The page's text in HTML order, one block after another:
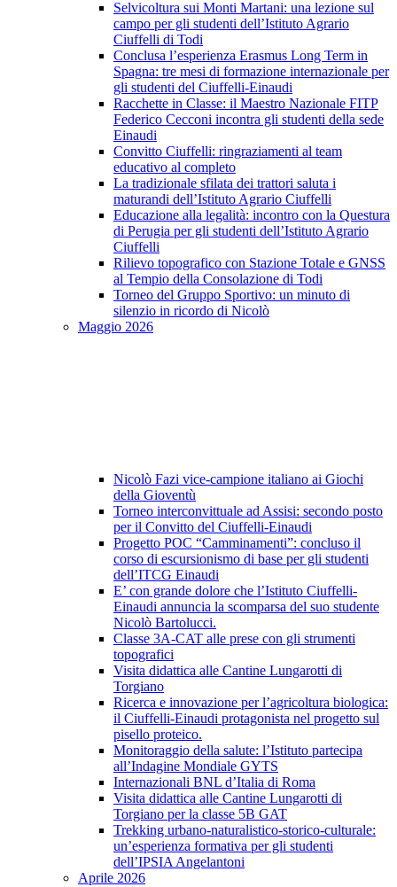
Selvicoltura sui Monti Martani: una lezione sul
campo per gli studenti dell’Istituto Agrario
Ciuffelli di Todi
Conclusa l’esperienza Erasmus Long Term in
Spagna: tre mesi di formazione internazionale per
gli studenti del Ciuffelli-Einaudi
Racchette in Classe: il Maestro Nazionale FITP
Federico Cecconi incontra gli studenti della sede
Einaudi
Convitto Ciuffelli: ringraziamenti al team
educativo al completo
La tradizionale sfilata dei trattori saluta i
maturandi dell’Istituto Agrario Ciuffelli
Educazione alla legalità: incontro con la Questura
di Perugia per gli studenti dell’Istituto Agrario
Ciuffelli
Rilievo topografico con Stazione Totale e GNSS
al Tempio della Consolazione di Todi
Torneo del Gruppo Sportivo: un minuto di
silenzio in ricordo di Nicolò
Maggio 2026
Nicolò Fazi vice-campione italiano ai Giochi
della Gioventù
Torneo interconvittuale ad Assisi: secondo posto
per il Convitto del Ciuffelli-Einaudi
Progetto POC “Camminamenti”: concluso il
corso di escursionismo di base per gli studenti
dell’ITCG Einaudi
E’ con grande dolore che l’Istituto Ciuffelli-
Einaudi annuncia la scomparsa del suo studente
Nicolò Bartolucci.
Classe 3A-CAT alle prese con gli strumenti
topografici
Visita didattica alle Cantine Lungarotti di
Torgiano
Ricerca e innovazione per l’agricoltura biologica:
il Ciuffelli-Einaudi protagonista nel progetto sul
pisello proteico.
Monitoraggio della salute: l’Istituto partecipa
all’Indagine Mondiale GYTS
Internazionali BNL d’Italia di Roma
Visita didattica alle Cantine Lungarotti di
Torgiano per la classe 5B GAT
Trekking urbano-naturalistico-storico-culturale:
un’esperienza formativa per gli studenti
dell’IPSIA Angelantoni
Aprile 2026